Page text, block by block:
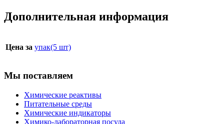
Дополнительная информация
Цена за упак(5 шт)
Мы поставляем
Химические реактивы
Питательные среды
Химические индикаторы
Химико-лабораторная посуда